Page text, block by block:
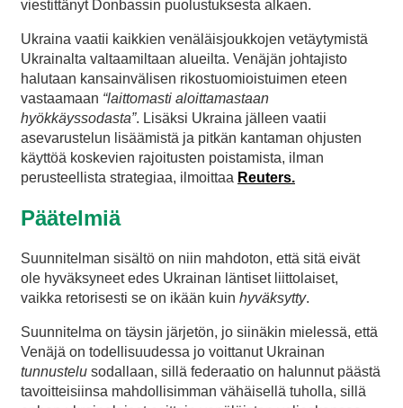
viestittänyt Donbassin puolustuksesta alkaen.
Ukraina vaatii kaikkien venäläisjoukkojen vetäytymistä
Ukrainalta valtaamiltaan alueilta. Venäjän johtajisto
halutaan kansainvälisen rikostuomioistuimen eteen
vastaamaan “laittomasti aloittamastaan
hyökkäyssodasta”. Lisäksi Ukraina jälleen vaatii
asevarustelun lisäämistä ja pitkän kantaman ohjusten
käyttöä koskevien rajoitusten poistamista, ilman
perusteellista strategiaa, ilmoittaa Reuters.
Päätelmiä
Suunnitelman sisältö on niin mahdoton, että sitä eivät
ole hyväksyneet edes Ukrainan läntiset liittolaiset,
vaikka retorisesti se on ikään kuin hyväksytty.
Suunnitelma on täysin järjetön, jo siinäkin mielessä, että
Venäjä on todellisuudessa jo voittanut Ukrainan
tunnustelu sodallaan, sillä federaatio on halunnut päästä
tavoitteisiinsa mahdollisimman vähäisellä tuholla, sillä